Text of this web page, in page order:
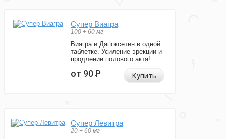
Супер Виагра
100 + 60 мг
Виагра и Дапоксетин в одной
таблетке. Усиление эрекции и
продление полового акта!
от 90Р Купить
Супер Левитра
20 + 60 мг